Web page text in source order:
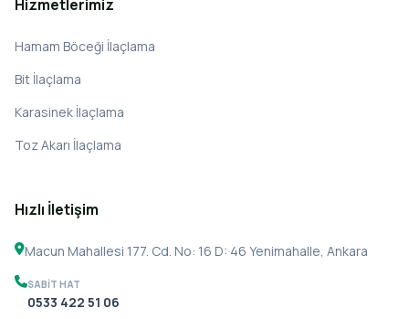
Hizmetlerimiz
Hamam Böceği İlaçlama
Bit İlaçlama
Karasinek İlaçlama
Toz Akarı İlaçlama
Hızlı İletişim
Macun Mahallesi 177. Cd. No: 16 D: 46 Yenimahalle, Ankara
SABIT HAT
0533 422 51 06